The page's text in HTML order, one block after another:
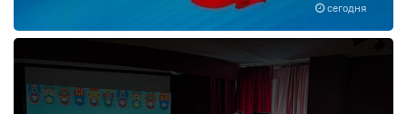
сегодня